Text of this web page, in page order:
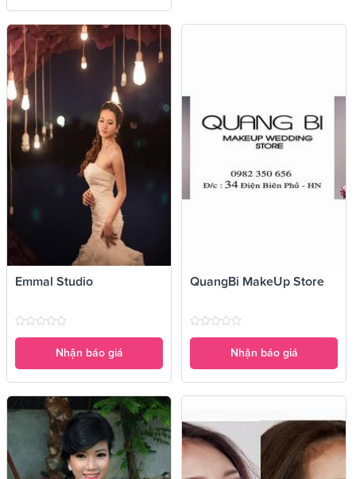
Emmal Studio
Nhận báo giá
QuangBi MakeUp Store
Nhận báo giá